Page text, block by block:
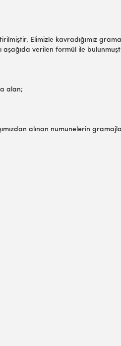
Elimizle kavradığımız
aşağıda verilen formül ile
alan;
alınan numunelerin